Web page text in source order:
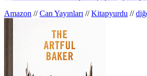
Amazon //Can Yayınları //Kitapyurdu //